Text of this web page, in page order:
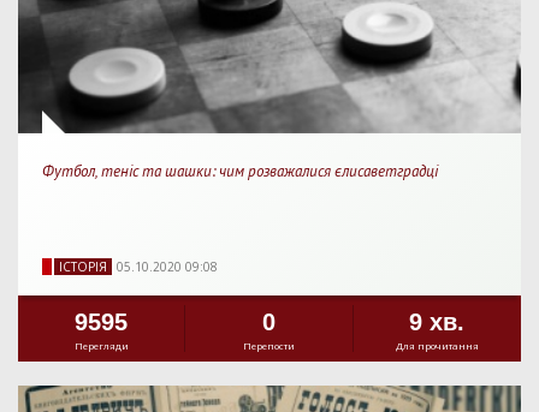
Футбол, теніс та шашки: чим розважалися єлисаветградці
IСТОРIЯ 05.10.2020 09:08
9595
Перегляди
0
Перепости
9 хв.
Для прочитання